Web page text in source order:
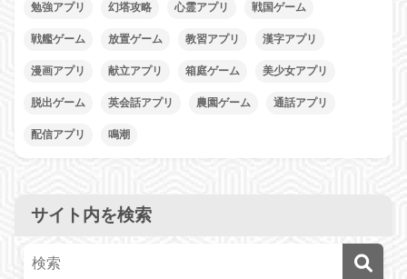
勉強アプリ 幻塔攻略 心霊アプリ 戦国ゲーム
戦艦ゲーム 放置ゲーム 教習アプリ 漢字アプリ
漫画アプリ 献立アプリ 箱庭ゲーム 美少女アプリ
脱出ゲーム 英会話アプリ 農園ゲーム 通話アプリ
配信アプリ 鳴潮
サイト内を検索